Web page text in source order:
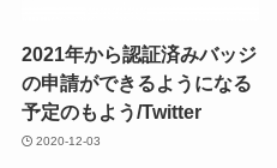
2021年から認証済みバッジ
の申請ができるようになる
予定のもよう/Twitter
2020-12-03